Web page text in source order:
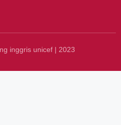
inggris unicef | 2023